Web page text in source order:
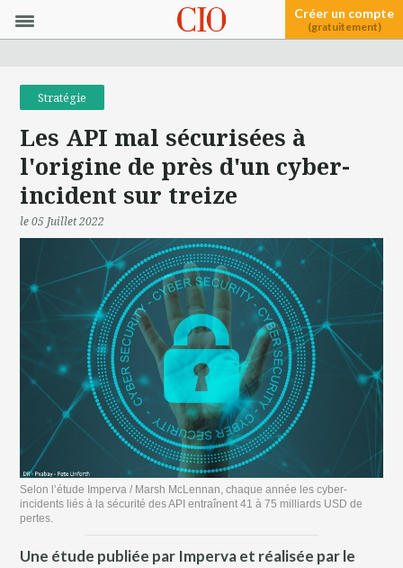
Créer un compte
(gratuitement)
Stratégie
Les API mal sécurisées à
l'origine de près d'un cyber-
incident sur treize
le 05 Juillet 2022
Selon l’étude Imperva / Marsh McLennan, chaque année les cyber-
incidents liés à la sécurité des API entraînent 41 à 75 milliards USD de
pertes.
Une étude publiée par Imperva et réalisée par le